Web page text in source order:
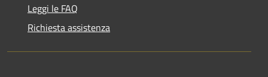
Leggi le FAQ
Richiesta assistenza